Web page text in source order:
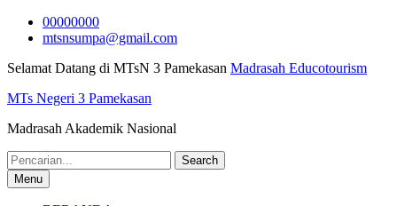
Skip
00000000
mtsnsumpa@gmail.com
Selamat Datang di MTsN 3 Pamekasan Madrasah Educotourism
MTs Negeri 3 Pamekasan
Madrasah Akademik Nasional
Search
for:Menu